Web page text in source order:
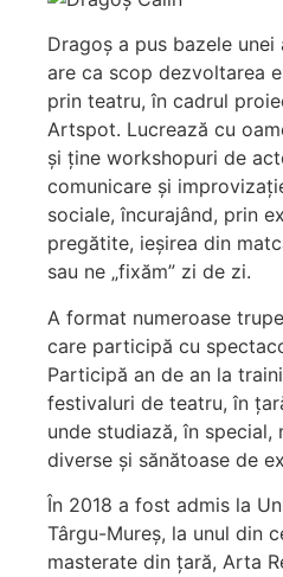
Dragoș a pus bazele
are ca scop dezvoltarea
prin teatru, în cadrul
Artspot. Lucrează cu
și ține workshopuri de
comunicare și
sociale, încurajând, prin
pregătite, ieșirea din
sau ne „fixăm” zi de zi.
A format numeroase
care participă cu
Participă an de an la
festivaluri de teatru, în
unde studiază, în special,
diverse și sănătoase de
În 2018 a fost admis la
Târgu-Mureș, la unul din
masterate din țară, Arta